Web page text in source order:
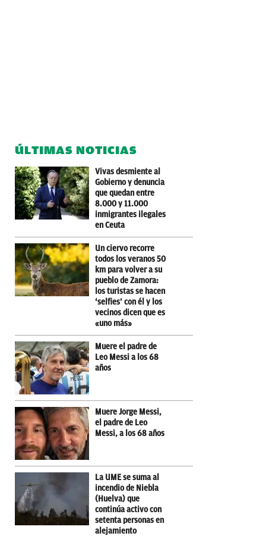
ÚLTIMAS NOTICIAS
Vivas desmiente al
Gobierno y denuncia
que quedan entre
8.000 y 11.000
inmigrantes ilegales
en Ceuta
Un ciervo recorre
todos los veranos 50
km para volver a su
pueblo de Zamora:
los turistas se hacen
‘selfies’ con él y los
vecinos dicen que es
«uno más»
Muere el padre de
Leo Messi a los 68
años
Muere Jorge Messi,
el padre de Leo
Messi, a los 68 años
La UME se suma al
incendio de Niebla
(Huelva) que
continúa activo con
setenta personas en
alejamiento